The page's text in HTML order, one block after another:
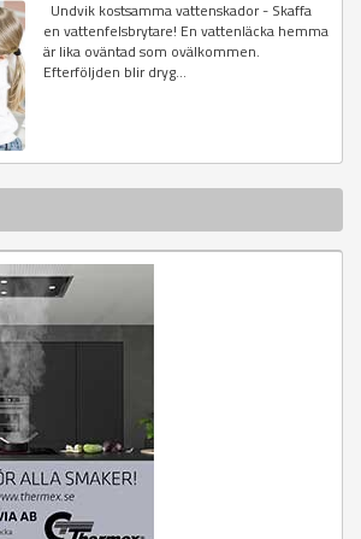
Undvik kostsamma vattenskador - Skaffa
en vattenfelsbrytare! En vattenläcka hemma
är lika oväntad som ovälkommen.
Efterföljden blir dryg...